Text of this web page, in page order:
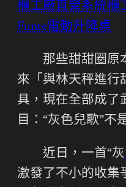
櫃工廠直營系統櫃
Funte電動升降桌
那些甜甜圈原
來「與林天秤進行
具，現在全部成了
目：“灰色兒歌”不
近日，一首“灰
激發了不小的收集